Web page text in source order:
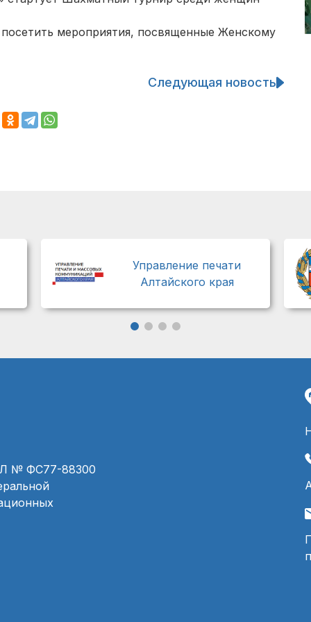
мероприятия, посвященные Женскому
Следующая новость
Управление печати
Алтайского края
№ ФС77-88300